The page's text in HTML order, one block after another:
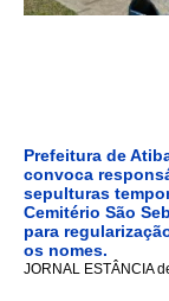
Prefeitura de
convoca
sepulturas
Cemitério São
para
os nomes.
JORNAL ESTÂNCIA